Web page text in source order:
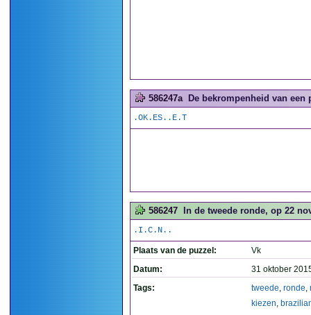
586247a De bekrompenheid van een
.OK.ES..E.T
586247 In de tweede ronde, op 22
.I.C.N..
Plaats van de puzzel:
Vk
Datum:
31 oktober
Tags:
tweede, ronde,
kiezen,